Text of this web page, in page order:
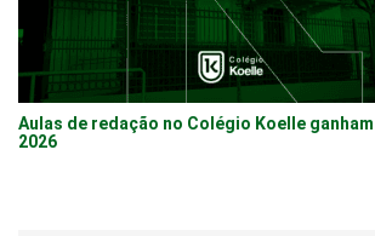
Aulas de redação no Colégio Koelle
2026